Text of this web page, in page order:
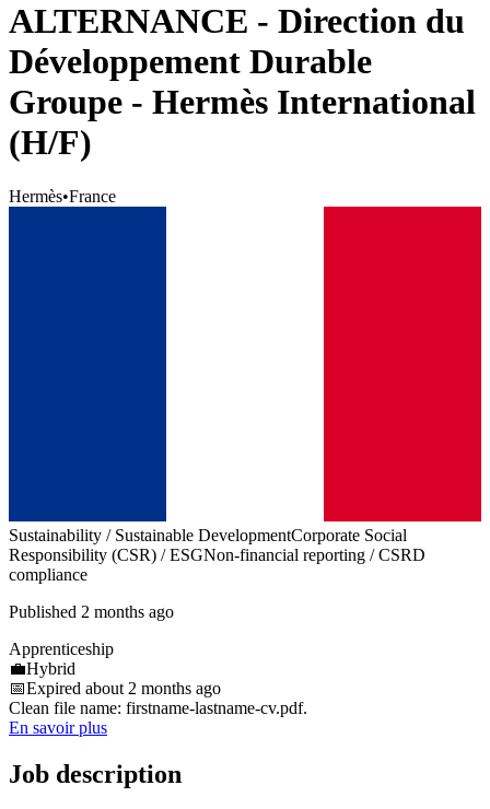
ALTERNANCE - Direction du
Développement Durable
Groupe - Hermès International
(H/F)
Hermès•France
Sustainability / Sustainable DevelopmentCorporate Social
Responsibility (CSR) / ESGNon-financial reporting / CSRD
compliance
Published 2 months ago
Apprenticeship
💼Hybrid
📅Expired about 2 months ago
Clean file name: firstname-lastname-cv.pdf.
En savoir plus
Job description